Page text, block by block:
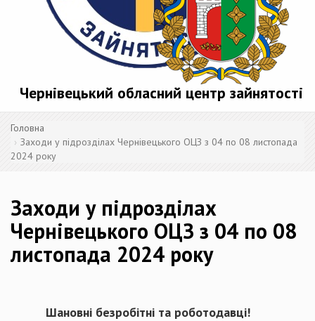
Чернівецький обласний центр зайнятості
Головна
Заходи у підрозділах Чернівецького ОЦЗ з 04 по 08 листопада
2024 року
Заходи у підрозділах
Чернівецького ОЦЗ з 04 по 08
листопада 2024 року
Шановні безробітні та роботодавці!